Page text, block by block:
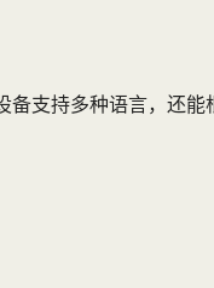
支持多种语言，还能